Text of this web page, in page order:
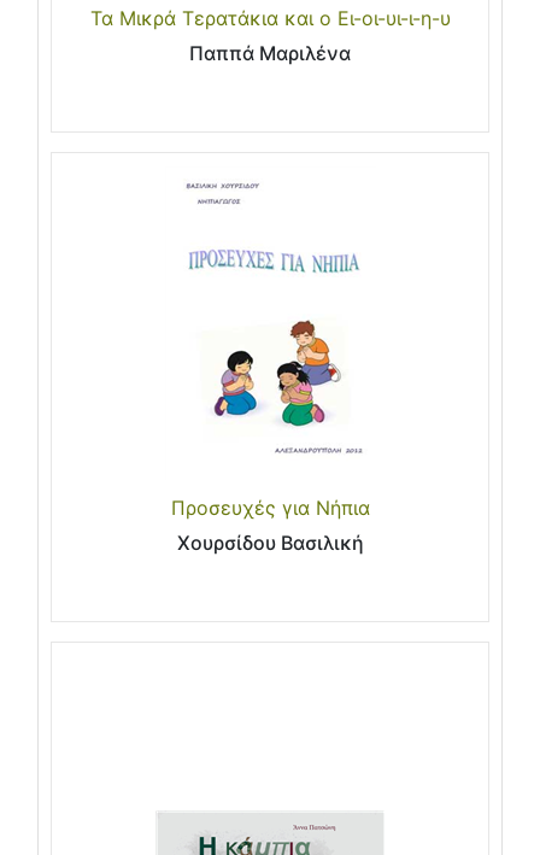
Τα Μικρά Τερατάκια και ο Ει-οι-υι-ι-η-υ
Παππά Μαριλένα
Προσευχές για Νήπια
Χουρσίδου Βασιλική